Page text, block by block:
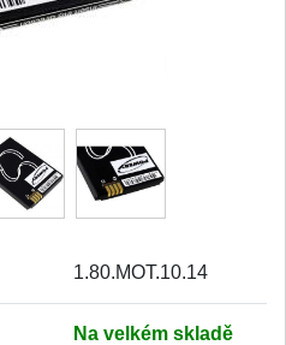
1.80.MOT.10.14
Na velkém skladě